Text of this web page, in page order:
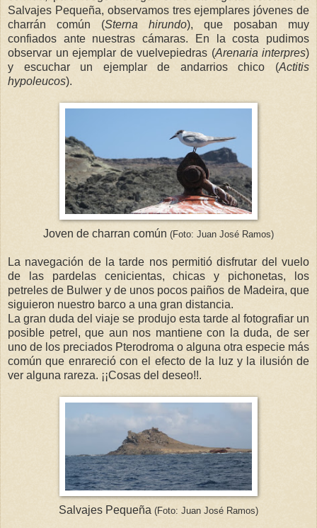
Salvajes Pequeña, observamos tres ejemplares jóvenes de
charrán común (Sterna hirundo), que posaban muy
confiados ante nuestras cámaras. En la costa pudimos
observar un ejemplar de vuelvepiedras (Arenaria interpres)
y escuchar un ejemplar de andarrios chico (Actitis
hypoleucos).
Joven de charran común (Foto: Juan José Ramos)
La navegación de la tarde nos permitió disfrutar del vuelo
de las pardelas cenicientas, chicas y pichonetas, los
petreles de Bulwer y de unos pocos paiños de Madeira, que
siguieron nuestro barco a una gran distancia.
La gran duda del viaje se produjo esta tarde al fotografiar un
posible petrel, que aun nos mantiene con la duda, de ser
uno de los preciados Pterodroma o alguna otra especie más
común que enrareció con el efecto de la luz y la ilusión de
ver alguna rareza. ¡¡Cosas del deseo!!.
Salvajes Pequeña (Foto: Juan José Ramos)